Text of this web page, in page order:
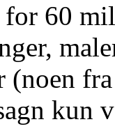
for 60
kun